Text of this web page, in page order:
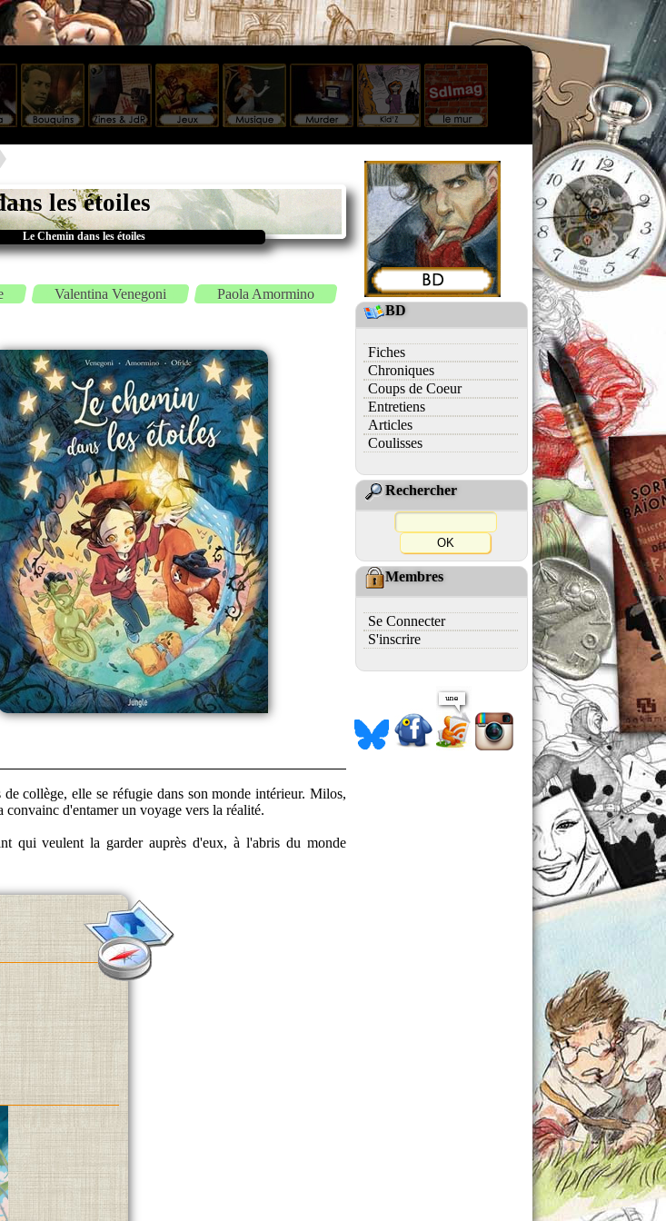
les étoiles
Le Chemin dans les étoiles
Valentina Venegoni
Paola Amormino
collège, elle se réfugie dans son monde intérieur. Milos,
d'entamer un voyage vers la réalité.
qui veulent la garder auprès d'eux, à l'abris du monde
BD
Fiches
Chroniques
Coups de Coeur
Entretiens
Articles
Coulisses
Rechercher
Membres
Se Connecter
S'inscrire